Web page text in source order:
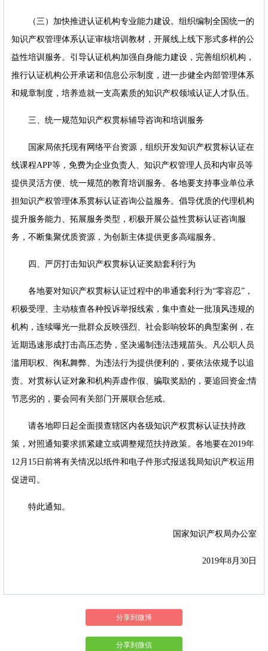
（三）加快推进认证机构专业能力建设。组织编制全国统一的
知识产权管理体系认证审核培训教材，开展线上线下形式多样的公
益性培训服务。引导认证机构加强自身能力建设，完善组织机构，
推行认证机构公开承诺和信息公示制度，进一步健全内部管理体系
和规章制度，培养造就一支高素质的知识产权领域认证人才队伍。
三、统一规范知识产权贯标辅导咨询和培训服务
国家局依托现有网络平台资源，组织开发知识产权贯标认证在
线课程APP等，免费为企业负责人、知识产权管理人员和内审员等
提供灵活方便、统一规范的教育培训服务。各地要支持事业单位承
担知识产权管理体系贯标认证咨询公益服务。倡导优质的代理机构
提升服务能力、拓展服务类型，积极开展公益性贯标认证咨询服
务，不断集聚优质资源，为创新主体提供更多高端服务。
四、严厉打击知识产权贯标认证奖励套利行为
各地要对知识产权贯标认证过程中的串通套利行为“零容忍”，
积极受理、主动核查各种投诉举报线索，集中查处一批顶风违规的
机构，连续曝光一批群众反映强烈、社会影响较坏的典型案例，在
近期迅速形成打击高压态势，坚决遏制违法违规苗头。凡公职人员
滥用职权、徇私舞弊、为违法行为提供便利的，要依法依规予以追
责。对贯标认证对象和机构弄虚作假、骗取奖励的，要追回资金;情
节恶劣的，要会同有关部门开展联合惩戒。
请各地即日起全面摸查辖区内各级知识产权贯标认证扶持政
策，对照通知要求抓紧建立或调整规范扶持政策。各地要在2019年
12月15日前将有关情况以纸件和电子件形式报送我局知识产权运用
促进司。
特此通知。
国家知识产权局办公室
2019年8月30日
分享到微博
分享到微信